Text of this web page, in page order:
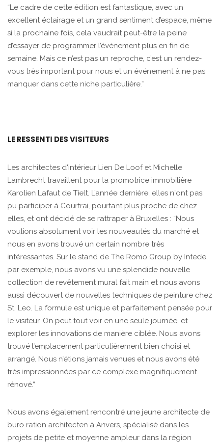
“Le cadre de cette édition est fantastique, avec un
excellent éclairage et un grand sentiment d’espace, même
si la prochaine fois, cela vaudrait peut-être la peine
d’essayer de programmer l’événement plus en fin de
semaine. Mais ce n’est pas un reproche, c’est un rendez-
vous très important pour nous et un événement à ne pas
manquer dans cette niche particulière.”
LE RESSENTI DES VISITEURS
Les architectes d'intérieur Lien De Loof et Michelle
Lambrecht travaillent pour la promotrice immobilière
Karolien Lafaut de Tielt. L’année dernière, elles n'ont pas
pu participer à Courtrai, pourtant plus proche de chez
elles, et ont décidé de se rattraper à Bruxelles : “Nous
voulions absolument voir les nouveautés du marché et
nous en avons trouvé un certain nombre très
intéressantes. Sur le stand de The Romo Group by Intede,
par exemple, nous avons vu une splendide nouvelle
collection de revêtement mural fait main et nous avons
aussi découvert de nouvelles techniques de peinture chez
St. Leo. La formule est unique et parfaitement pensée pour
le visiteur. On peut tout voir en une seule journée, et
explorer les innovations de manière ciblée. Nous avons
trouvé l’emplacement particulièrement bien choisi et
arrangé. Nous n’étions jamais venues et nous avons été
très impressionnées par ce complexe magnifiquement
rénové.”
Nous avons également rencontré une jeune architecte de
buro ration architecten à Anvers, spécialisé dans les
projets de petite et moyenne ampleur dans la région